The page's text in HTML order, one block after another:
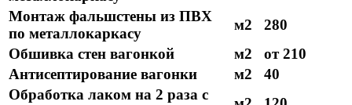
Монтаж фальшстены из ПВХ
по металлокаркасу
м2
280
Обшивка стен вагонкой
м2
от 210
Антисептирование вагонки
м2
40
Обработка лаком на 2 раза с